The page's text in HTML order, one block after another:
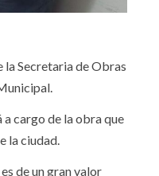
la Secretaria de Obras
a cargo de la obra que
la ciudad.
de un gran valor